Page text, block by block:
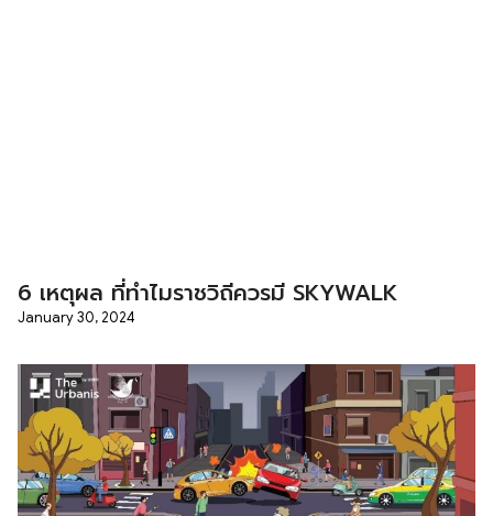
6 เหตุผล ที่ทำไมราชวิถีควรมี SKYWALK
January 30, 2024